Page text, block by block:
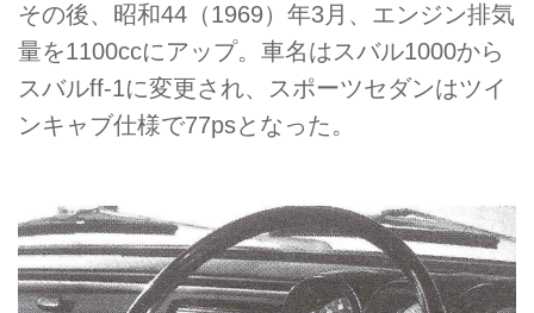
その後、昭和44（1969）年3月、エンジン排気
量を1100ccにアップ。車名はスバル1000から
スバルff-1に変更され、スポーツセダンはツイ
ンキャブ仕様で77psとなった。